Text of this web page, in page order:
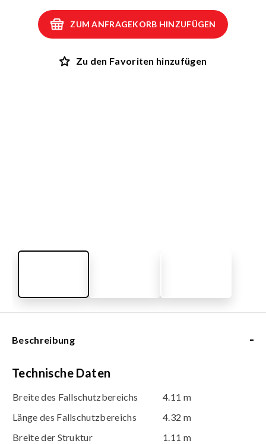
ZUM ANFRAGEKORB HINZUFÜGEN
Zu den Favoriten hinzufügen
Beschreibung -
Technische Daten
Breite des Fallschutzbereichs
4.11 m
Länge des Fallschutzbereichs
4.32 m
Breite der Struktur
1.11 m